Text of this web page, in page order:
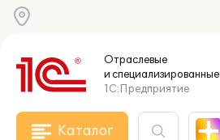
Отраслевые
и специализированные
1С:Предприятие
Каталог